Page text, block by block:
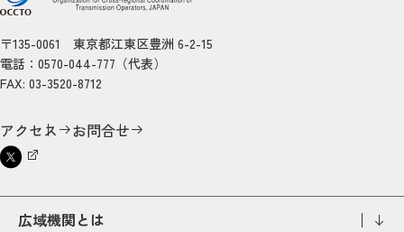
〒135-0061 東京都江東区豊洲 6-2-15
電話：0570-044-777（代表）
FAX: 03-3520-8712
アクセス お問合せ
広域機関とは